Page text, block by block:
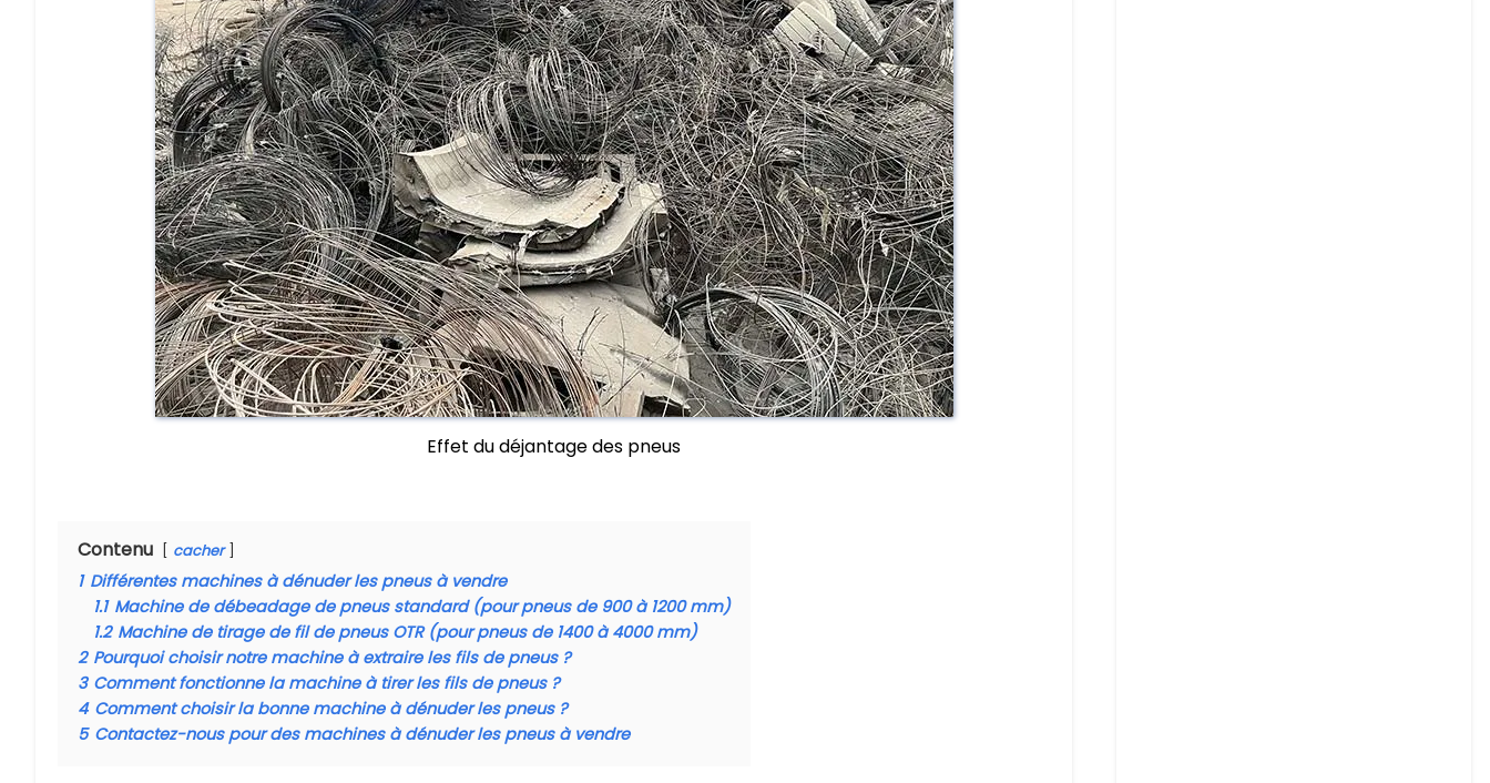
Effet du déjantage des pneus
Contenu cacher
1 Différentes machines à dénuder les pneus à vendre
1.1 Machine de débeadage de pneus standard (pour pneus de 900 à 1200 mm)
1.2 Machine de tirage de fil de pneus OTR (pour pneus de 1400 à 4000 mm)
2 Pourquoi choisir notre machine à extraire les fils de pneus ?
3 Comment fonctionne la machine à tirer les fils de pneus ?
4 Comment choisir la bonne machine à dénuder les pneus ?
5 Contactez-nous pour des machines à dénuder les pneus à vendre